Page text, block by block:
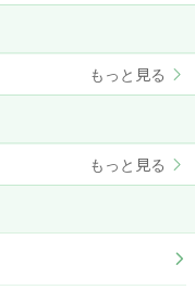
もっと見る
もっと見る